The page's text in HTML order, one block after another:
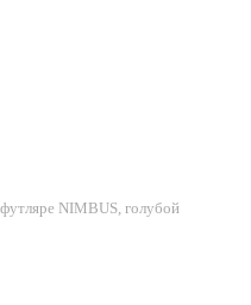
NIMBUS, голубой